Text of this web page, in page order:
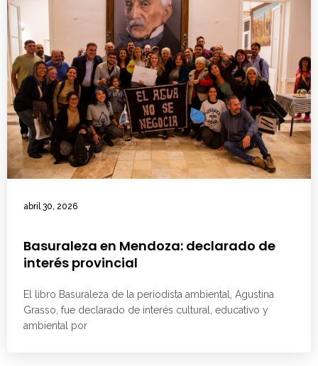
abril 30, 2026
Basuraleza en Mendoza: declarado de
interés provincial
El libro Basuraleza de la periodista ambiental, Agustina
Grasso, fue declarado de interés cultural, educativo y
ambiental por